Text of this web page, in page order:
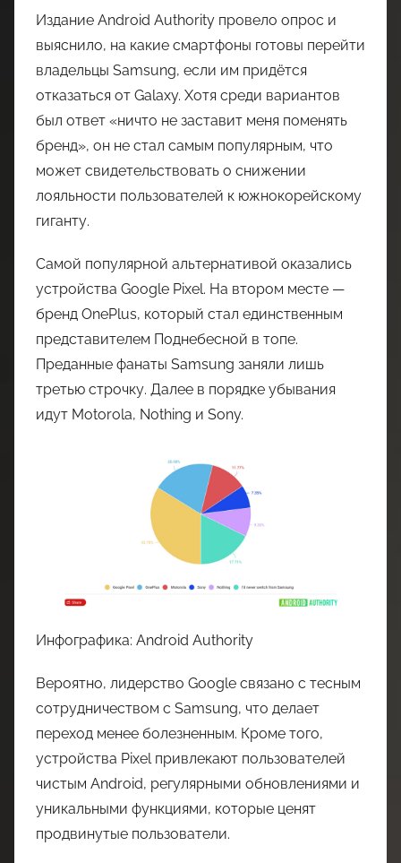
Издание Android Authority провело опрос и
выяснило, на какие смартфоны готовы перейти
владельцы Samsung, если им придётся
отказаться от Galaxy. Хотя среди вариантов
был ответ «ничто не заставит меня поменять
бренд», он не стал самым популярным, что
может свидетельствовать о снижении
лояльности пользователей к южнокорейскому
гиганту.
Самой популярной альтернативой оказались
устройства Google Pixel. На втором месте —
бренд OnePlus, который стал единственным
представителем Поднебесной в топе.
Преданные фанаты Samsung заняли лишь
третью строчку. Далее в порядке убывания
идут Motorola, Nothing и Sony.
Инфографика: Android Authority
Вероятно, лидерство Google связано с тесным
сотрудничеством с Samsung, что делает
переход менее болезненным. Кроме того,
устройства Pixel привлекают пользователей
чистым Android, регулярными обновлениями и
уникальными функциями, которые ценят
продвинутые пользователи.